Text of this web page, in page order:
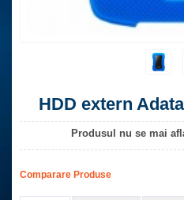
HDD extern
Produsul nu se mai
Comparare Produse